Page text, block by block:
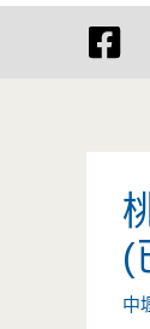
容
(
中